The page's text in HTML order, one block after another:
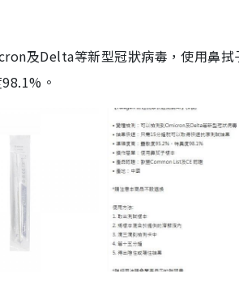
及Delta等新型冠狀病毒，使用鼻拭
。